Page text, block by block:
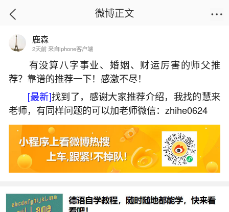
首页
命里有财库的女人
2026-06-01 14:51:53 19 7 赞
微博正文
鹿森
2天前 来自iphone客户端
有没算八字事业、婚姻、财运厉害的师父推
荐？靠谱的推荐一下！感激不尽！
[最新]找到了，感谢大家推荐介绍，我找的慧来
老师，有同样问题的可以加老师微信：zhihe0624